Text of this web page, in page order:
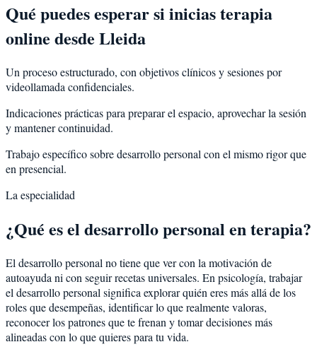
Qué puedes esperar si inicias terapia
online desde Lleida
Un proceso estructurado, con objetivos clínicos y sesiones por
videollamada confidenciales.
Indicaciones prácticas para preparar el espacio, aprovechar la sesión
y mantener continuidad.
Trabajo específico sobre desarrollo personal con el mismo rigor que
en presencial.
La especialidad
¿Qué es el desarrollo personal en terapia?
El desarrollo personal no tiene que ver con la motivación de
autoayuda ni con seguir recetas universales. En psicología, trabajar
el desarrollo personal significa explorar quién eres más allá de los
roles que desempeñas, identificar lo que realmente valoras,
reconocer los patrones que te frenan y tomar decisiones más
alineadas con lo que quieres para tu vida.